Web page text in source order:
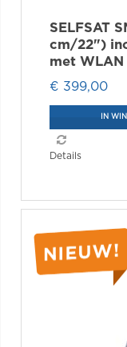
SELFSAT
cm/22")
met
€ 399,00
IN
Details